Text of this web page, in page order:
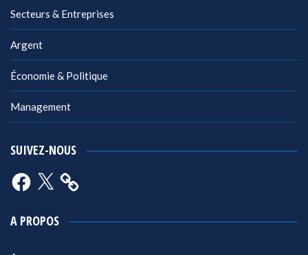
Secteurs & Entreprises
Argent
Économie & Politique
Management
SUIVEZ-NOUS
Facebook
X
A PROPOS